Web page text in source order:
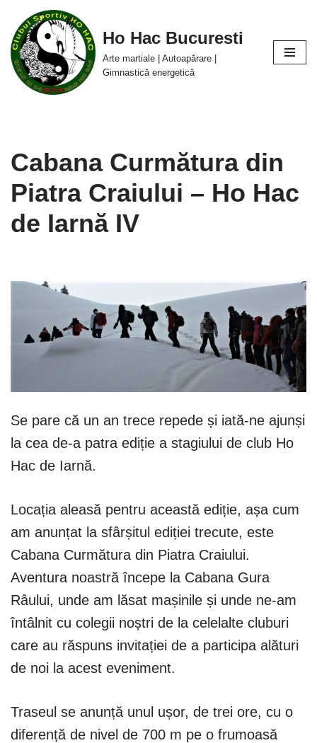
Sari
la
conținut
Ho Hac Bucuresti
Arte martiale | Autoapărare |
Gimnastică energetică
Cabana Curmătura din
Piatra Craiului – Ho Hac
de Iarnă IV
Se pare că un an trece repede și iată-ne ajunși
la cea de-a patra ediție a stagiului de club Ho
Hac de Iarnă.
Locația aleasă pentru această ediție, așa cum
am anunțat la sfârșitul ediției trecute, este
Cabana Curmătura din Piatra Craiului.
Aventura noastră începe la Cabana Gura
Râului, unde am lăsat mașinile și unde ne-am
întâlnit cu colegii noștri de la celelalte cluburi
care au răspuns invitației de a participa alături
de noi la acest eveniment.
Traseul se anunță unul ușor, de trei ore, cu o
diferență de nivel de 700 m pe o frumoasă